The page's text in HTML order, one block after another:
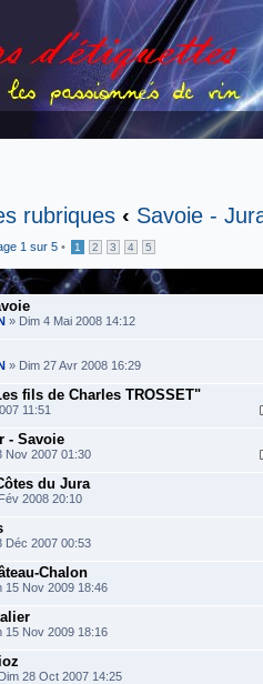
rubriques ‹ Savoie -
1 sur 5 • 1 2 3 4 5
» Dim 4 Mai 2008 14:12
» Dim 27 Avr 2008 16:29
fils de Charles TROSSET"
11:51
- Savoie
Nov 2007 01:30
du Jura
2008 20:10
Déc 2007 00:53
Chalon
15 Nov 2009 18:46
15 Nov 2009 18:16
28 Oct 2007 14:25